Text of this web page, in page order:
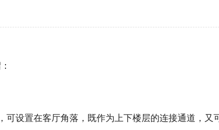
设置在客厅角落，既作为上下楼层的连接通道，又